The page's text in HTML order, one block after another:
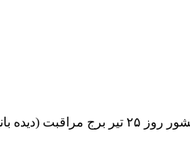
ندای زاگرس – نیویورک – ستاد فرماندهی مرکزی ارتش آمریکا(سنتکام)، با انتشار ویدئویی در شبکه